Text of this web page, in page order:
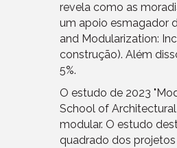
revela como as
um apoio esmagador
and Modularization:
construção). Além
5%.
O estudo de 2023
School of
modular. O estudo
quadrado dos